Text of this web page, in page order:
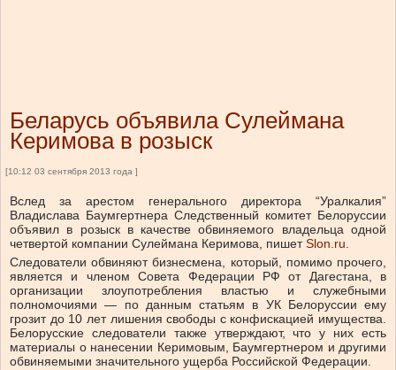
Беларусь объявила Сулеймана
Керимова в розыск
[10:12 03 сентября 2013 года ]
Вслед за арестом генерального директора “Уралкалия”
Владислава Баумгертнера Следственный комитет Белоруссии
объявил в розыск в качестве обвиняемого владельца одной
четвертой компании Сулеймана Керимова, пишетSlon.ru.
Следователи обвиняют бизнесмена, который, помимо прочего,
является и членом Совета Федерации РФ от Дагестана, в
организации злоупотребления властью и служебными
полномочиями — по данным статьям в УК Белоруссии ему
грозит до 10 лет лишения свободы с конфискацией имущества.
Белорусские следователи также утверждают, что у них есть
материалы о нанесении Керимовым, Баумгертнером и другими
обвиняемыми значительного ущерба Российской Федерации.